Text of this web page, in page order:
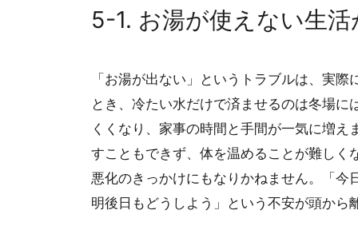
5-1. お湯が使えない生
「お湯が出ない」というトラブルは、実
とき、冷たい水だけで済ませるのは冬場
くくなり、家事の時間と手間が一気に増
すこともできず、体を温めることが難し
悪化のきっかけにもなりかねません。「
明後日もどうしよう」という不安が頭から